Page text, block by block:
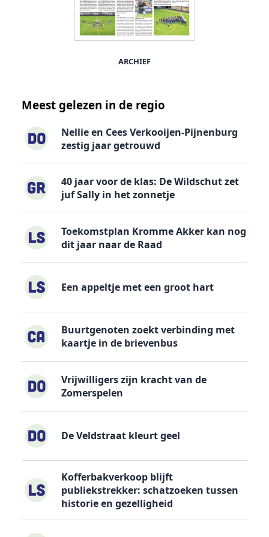
ARCHIEF
Meest gelezen in de regio
Nellie en Cees Verkooijen-Pijnenburg
zestig jaar getrouwd
40 jaar voor de klas: De Wildschut zet
juf Sally in het zonnetje
Toekomstplan Kromme Akker kan nog
dit jaar naar de Raad
Een appeltje met een groot hart
Buurtgenoten zoekt verbinding met
kaartje in de brievenbus
Vrijwilligers zijn kracht van de
Zomerspelen
De Veldstraat kleurt geel
Kofferbakverkoop blijft
publiekstrekker: schatzoeken tussen
historie en gezelligheid